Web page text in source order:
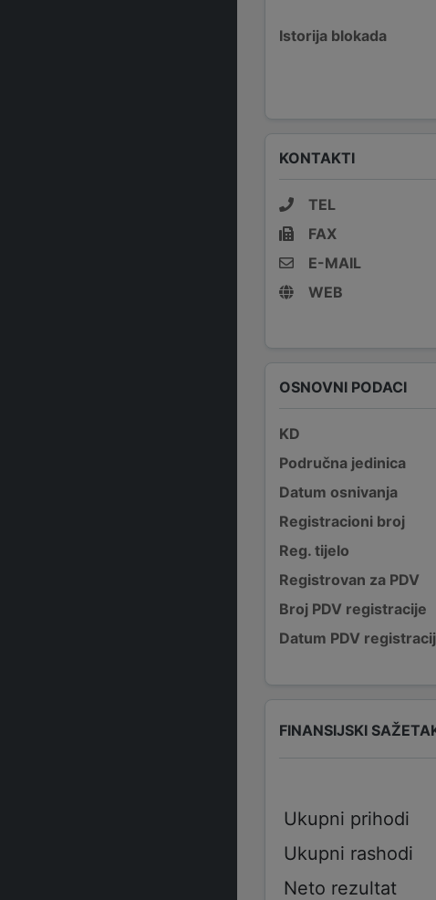
Istorija blokada
KONTAKTI
TEL
FAX
E-MAIL
WEB
OSNOVNI PODACI
KD
Područna jedinica
Datum osnivanja
Registracioni broj
Reg. tijelo
Registrovan za PDV
Broj PDV registracije
Datum PDV
FINANSIJSKI
Ukupni prihodi
Ukupni rashodi
Neto rezultat